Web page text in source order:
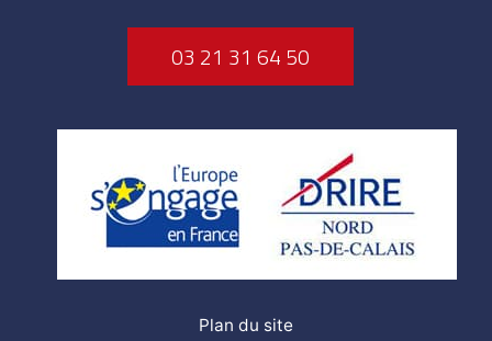
03 21 31 64 50
Plan du site